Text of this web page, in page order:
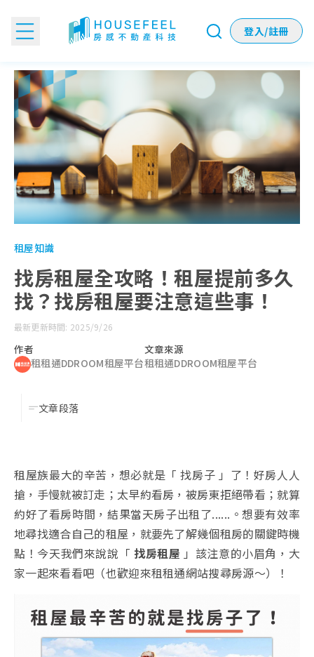
登入/註冊
找房租屋全攻略！租屋提前多久找？找房租屋要注意這些事！
租屋知識
找房租屋全攻略！租屋提前多久
找？找房租屋要注意這些事！
最新更新時間: 2025/9/26
作者
租租通DDROOM租屋平台
文章來源
租租通DDROOM租屋平台
文章段落
租屋族最大的辛苦，想必就是「 找房子 」了！好房人人
搶，手慢就被訂走；太早約看房，被房東拒絕帶看；就算
約好了看房時間，結果當天房子出租了......。想要有效率
地尋找適合自己的租屋，就要先了解幾個租房的關鍵時機
點！今天我們來說說「 找房租屋 」該注意的小眉角，大
家一起來看看吧（也歡迎來租租通網站搜尋房源～）！